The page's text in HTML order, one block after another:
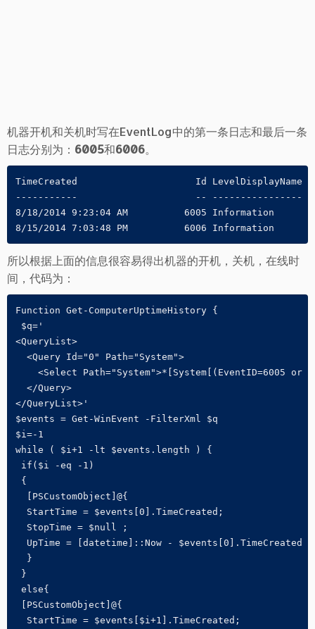
机器开机和关机时写在EventLog中的第一条日志和最后一条
日志分别为： 6005和6006。
TimeCreated                     Id LevelDisplayName
-----------                     -- ----------------
8/18/2014 9:23:04 AM          6005 Information
8/15/2014 7:03:48 PM          6006 Information
所以根据上面的信息很容易得出机器的开机，关机，在线时
间，代码为：
Function Get-ComputerUptimeHistory {
$q='
<QueryList>
  <Query Id="0" Path="System">
<Select Path="System">*[System[(EventID=6005 or
  </Query>
</QueryList>'
$events = Get-WinEvent -FilterXml $q
$i=-1
while ( $i+1 -lt $events.length ) {
if($i -eq -1)
{
  [PSCustomObject]@{
  StartTime = $events[0].TimeCreated;
  StopTime = $null ;
  UpTime = [datetime]::Now - $events[0].TimeCreated
  }
}
else{
[PSCustomObject]@{
  StartTime = $events[$i+1].TimeCreated;